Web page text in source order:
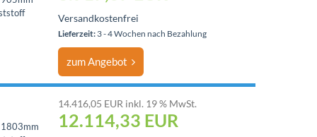
Versandkostenfrei
Lieferzeit: 3 - 4 Wochen nach Bezahlung
zum Angebot
14.416,05 EUR inkl. 19 % MwSt.
12.114,33 EUR